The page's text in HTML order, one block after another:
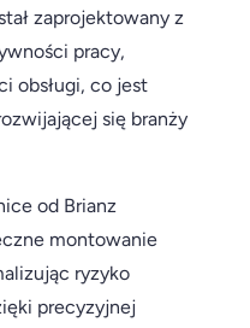
zaprojektowany z
pracy,
obsługi, co jest
się branży
od Brianz
montowanie
ryzyko
precyzyjnej